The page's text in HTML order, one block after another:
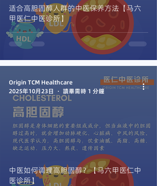
适合高胆固醇人群的中医保养方法【马六
甲医仁中医诊所】
中医如何调理高胆固醇？【马六甲医仁中
医诊所】
Origin TCM Healthcare
2025年10月23日
讀畢需時 1 分鐘